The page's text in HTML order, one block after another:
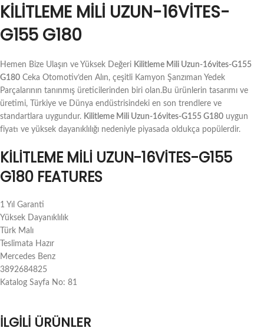
KILITLEME MILI UZUN-16VITES-
G155 G180
Hemen Bize Ulaşın ve Yüksek Değeri Kilitleme Mili Uzun-16vites-G155
G180 Ceka Otomotiv’den Alın, çeşitli Kamyon Şanzıman Yedek
Parçalarının tanınmış üreticilerinden biri olan.Bu ürünlerin tasarımı ve
üretimi, Türkiye ve Dünya endüstrisindeki en son trendlere ve
standartlara uygundur. Kilitleme Mili Uzun-16vites-G155 G180 uygun
fiyatı ve yüksek dayanıklılığı nedeniyle piyasada oldukça popülerdir.
KILITLEME MILI UZUN-16VITES-G155
G180 FEATURES
1 Yıl Garanti
Yüksek Dayanıklılık
Türk Malı
Teslimata Hazır
Mercedes Benz
3892684825
Katalog Sayfa No: 81
İLGILI ÜRÜNLER